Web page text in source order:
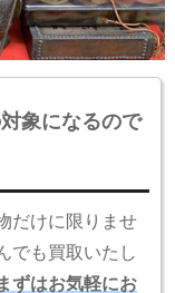
象になるので
だけに限りませ
でも買取いたし
ずはお気軽にお